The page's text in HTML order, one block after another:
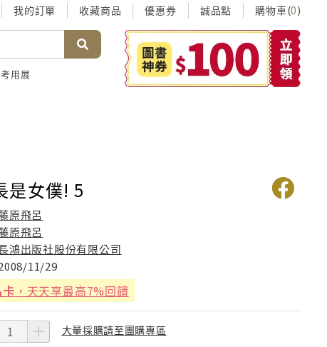
我的訂單 收藏商品 優惠券 誠品點 購物車(0)
用展
是女僕! 5
原飛呂
原飛呂
鴻出版社股份有限公司
11/29
，天天享最高7%回饋
大量採購請至團購專區